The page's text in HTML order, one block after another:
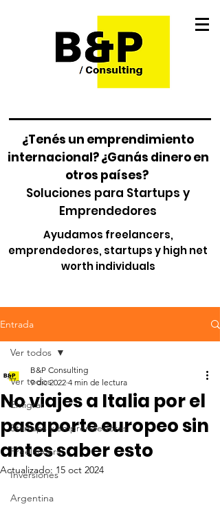
¿Tenés un emprendimiento
internacional? ¿Ganás dinero en
otros países?
Soluciones para Startups y
Emprendedores
Ayudamos freelancers,
emprendedores, startups y high net
worth individuals
Entrada
Ver todos
Emigrar
Startups y emprendedores
Freelancers
Inversiones
Argentina
Ver todos
No viajes a Italia por el
pasaporte europeo sin
antes saber esto
B&P Consulting
9 dic 2022 4 min de lectura
Actualizado: 15 oct 2024